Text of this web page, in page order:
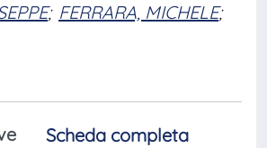
; FERRARA, MICHELE;
Scheda completa